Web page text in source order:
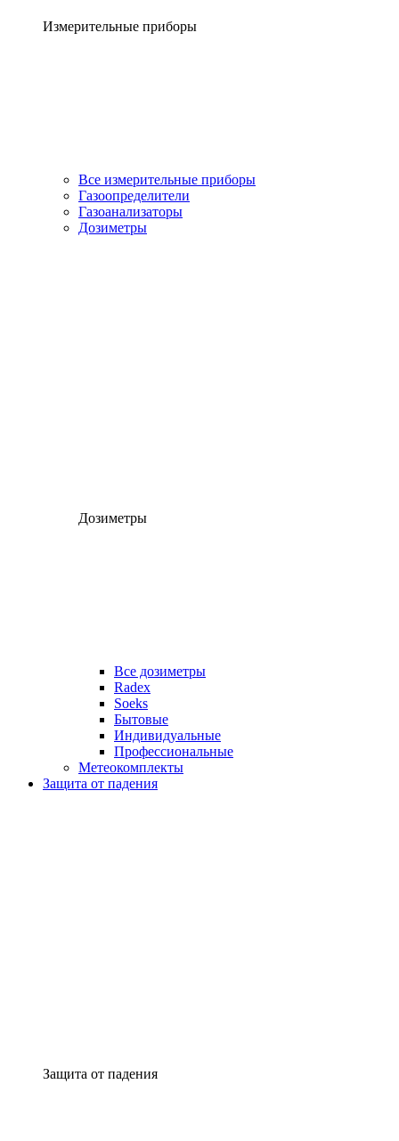
Измерительные приборы
Все измерительные приборы
Газоопределители
Газоанализаторы
Дозиметры
Дозиметры
Все дозиметры
Radex
Soeks
Бытовые
Индивидуальные
Профессиональные
Метеокомплекты
Защита от падения
Защита от падения